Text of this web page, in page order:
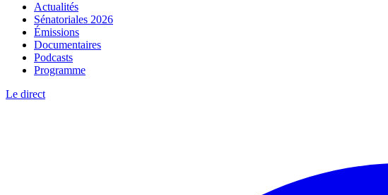
Actualités
Sénatoriales 2026
Émissions
Documentaires
Podcasts
Programme
Le direct